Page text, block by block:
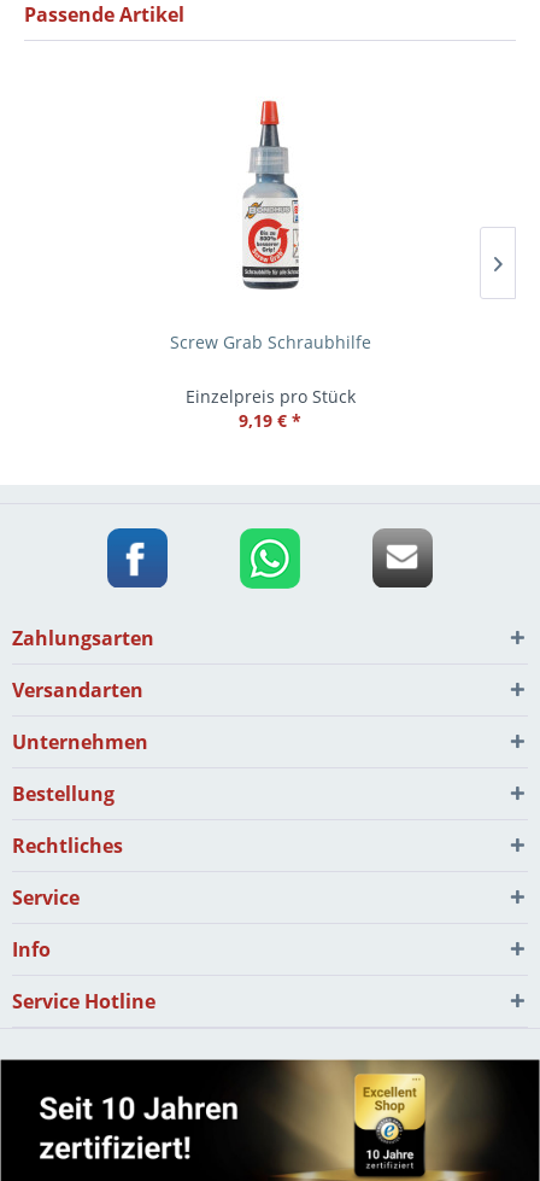
Passende Artikel
Screw Grab Schraubhilfe
Einzelpreis pro Stück
9,19 € *
Zahlungsarten
Versandarten
Unternehmen
Bestellung
Rechtliches
Service
Info
Service Hotline